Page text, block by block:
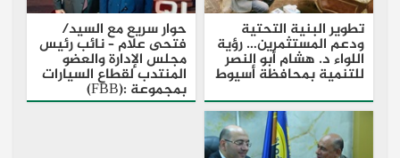
تطوير البنية التحتية
ودعم المستثمرين… رؤية
اللواء د. هشام أبو النصر
للتنمية بمحافظة أسيوط
حوار سريع مع السيد/
فتحى علام – نائب رئيس
مجلس الإدارة والعضو
المنتدب لقطاع السيارات
بمجموعة :(FBB)